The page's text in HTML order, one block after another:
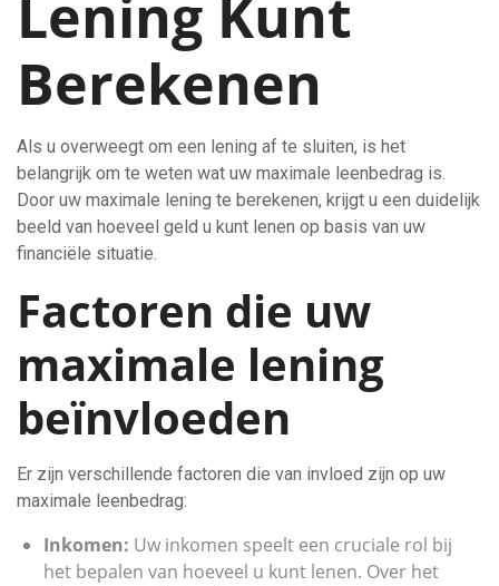
Lening Kunt
Berekenen
Als u overweegt om een lening af te sluiten, is het
belangrijk om te weten wat uw maximale leenbedrag is.
Door uw maximale lening te berekenen, krijgt u een duidelijk
beeld van hoeveel geld u kunt lenen op basis van uw
financiële situatie.
Factoren die uw
maximale lening
beïnvloeden
Er zijn verschillende factoren die van invloed zijn op uw
maximale leenbedrag:
Inkomen: Uw inkomen speelt een cruciale rol bij
het bepalen van hoeveel u kunt lenen. Over het